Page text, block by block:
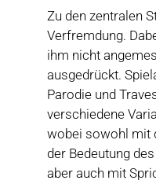
Zu den zentralen
Verfremdung.
ihm nicht
ausgedrückt.
Parodie und
verschiedene
wobei sowohl mit
der Bedeutung
aber auch mit